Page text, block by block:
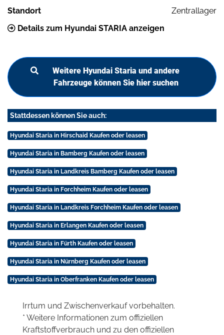
Standort
Zentrallager
Details zum Hyundai STARIA anzeigen
Weitere Hyundai Staria und andere
Fahrzeuge können Sie hier suchen
Stattdessen können Sie auch:
Hyundai Staria in Hirschaid Kaufen oder leasen
Hyundai Staria in Bamberg Kaufen oder leasen
Hyundai Staria in Landkreis Bamberg Kaufen oder leasen
Hyundai Staria in Forchheim Kaufen oder leasen
Hyundai Staria in Landkreis Forchheim Kaufen oder leasen
Hyundai Staria in Erlangen Kaufen oder leasen
Hyundai Staria in Fürth Kaufen oder leasen
Hyundai Staria in Nürnberg Kaufen oder leasen
Hyundai Staria in Oberfranken Kaufen oder leasen
Irrtum und Zwischenverkauf vorbehalten.
* Weitere Informationen zum offiziellen
Kraftstoffverbrauch und zu den offiziellen